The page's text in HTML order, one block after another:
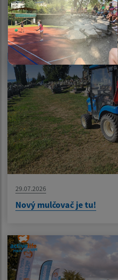
OZNAM O ČIASTOČNEJ
most Ukrajinská
29.07.2026
Nový mulčovač je tu!